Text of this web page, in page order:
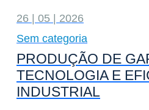
26 | 05 | 2026
Sem categoria
PRODUÇÃO DE
TECNOLOGIA E
INDUSTRIAL